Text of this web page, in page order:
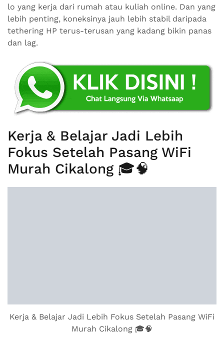
lo yang kerja dari rumah atau kuliah online. Dan yang
lebih penting, koneksinya jauh lebih stabil daripada
tethering HP terus-terusan yang kadang bikin panas
dan lag.
Kerja & Belajar Jadi Lebih
Fokus Setelah Pasang WiFi
Murah Cikalong 🎓🧠
Kerja & Belajar Jadi Lebih Fokus Setelah Pasang WiFi
Murah Cikalong 🎓🧠